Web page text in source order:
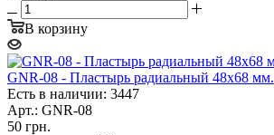
В корзину
GNR-08 - Пластырь радиальный 48х68 мм.
Есть в наличии: 3447
Арт.: GNR-08
50 грн.